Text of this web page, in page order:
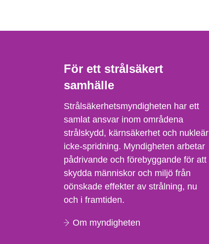
För ett strålsäkert
samhälle
Strålsäkerhetsmyndigheten har ett
samlat ansvar inom områdena
strålskydd, kärnsäkerhet och nukleär
icke-spridning. Myndigheten arbetar
pådrivande och förebyggande för att
skydda människor och miljö från
oönskade effekter av strålning, nu
och i framtiden.
Om myndigheten